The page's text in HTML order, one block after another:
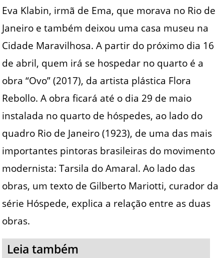
Eva Klabin, irmã de Ema, que morava no Rio de
Janeiro e também deixou uma casa museu na
Cidade Maravilhosa. A partir do próximo dia 16
de abril, quem irá se hospedar no quarto é a
obra “Ovo” (2017), da artista plástica Flora
Rebollo. A obra ficará até o dia 29 de maio
instalada no quarto de hóspedes, ao lado do
quadro Rio de Janeiro (1923), de uma das mais
importantes pintoras brasileiras do movimento
modernista: Tarsila do Amaral. Ao lado das
obras, um texto de Gilberto Mariotti, curador da
série Hóspede, explica a relação entre as duas
obras.
Leia também